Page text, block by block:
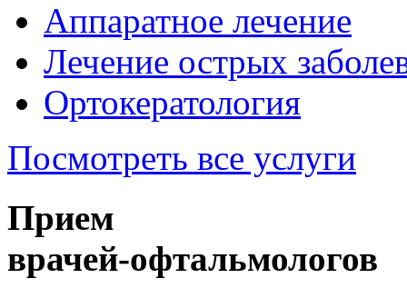
Аппаратное лечение
Лечение острых
Ортокератология
Посмотреть все услуги
Прием
врачей-офтальмологов